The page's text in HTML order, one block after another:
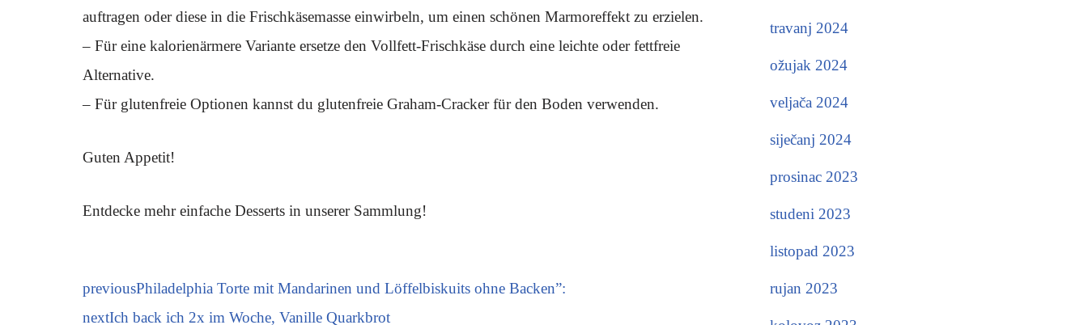
auftragen oder diese in die Frischkäsemasse einwirbeln, um einen schönen Marmoreffekt zu erzielen.
– Für eine kalorienärmere Variante ersetze den Vollfett-Frischkäse durch eine leichte oder fettfreie
Alternative.
– Für glutenfreie Optionen kannst du glutenfreie Graham-Cracker für den Boden verwenden.
Guten Appetit!
Entdecke mehr einfache Desserts in unserer Sammlung!
previousPhiladelphia Torte mit Mandarinen und Löffelbiskuits ohne Backen”:
nextIch back ich 2x im Woche, Vanille Quarkbrot
travanj 2024
ožujak 2024
veljača 2024
siječanj 2024
prosinac 2023
studeni 2023
listopad 2023
rujan 2023